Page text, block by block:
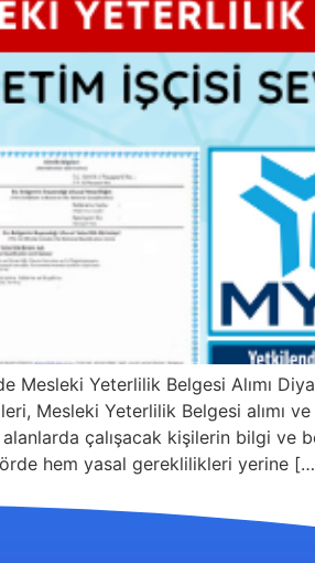
Mesleki Yeterlilik Belgesi Alımı
Mesleki Yeterlilik Belgesi alımı
çalışacak kişilerin bilgi ve
hem yasal gereklilikleri yerine